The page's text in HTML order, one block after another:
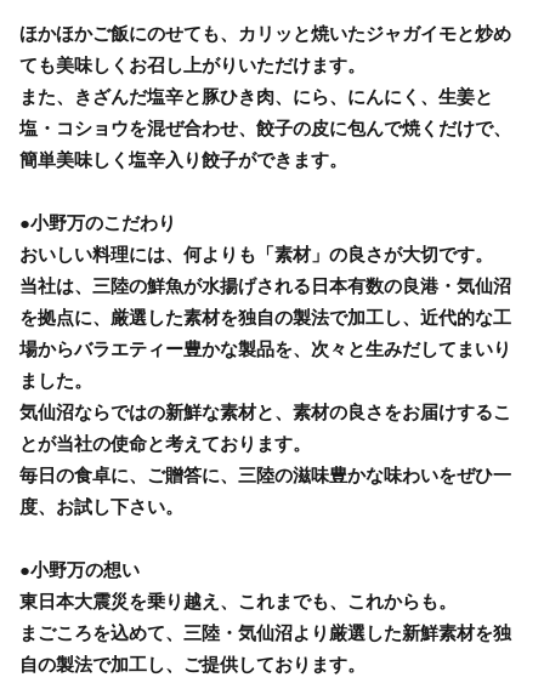
ほかほかご飯にのせても、カリッと焼いたジャガイモと炒め
ても美味しくお召し上がりいただけます。
また、きざんだ塩辛と豚ひき肉、にら、にんにく、生姜と
塩・コショウを混ぜ合わせ、餃子の皮に包んで焼くだけで、
簡単美味しく塩辛入り餃子ができます。
●小野万のこだわり
おいしい料理には、何よりも「素材」の良さが大切です。
当社は、三陸の鮮魚が水揚げされる日本有数の良港・気仙沼
を拠点に、厳選した素材を独自の製法で加工し、近代的な工
場からバラエティー豊かな製品を、次々と生みだしてまいり
ました。
気仙沼ならではの新鮮な素材と、素材の良さをお届けするこ
とが当社の使命と考えております。
毎日の食卓に、ご贈答に、三陸の滋味豊かな味わいをぜひ一
度、お試し下さい。
●小野万の想い
東日本大震災を乗り越え、これまでも、これからも。
まごころを込めて、三陸・気仙沼より厳選した新鮮素材を独
自の製法で加工し、ご提供しております。